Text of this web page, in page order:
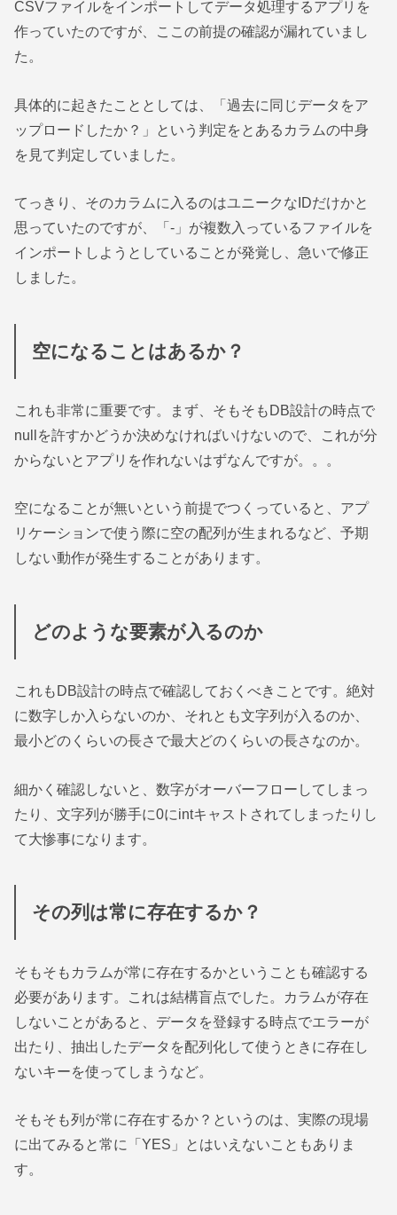
CSVファイルをインポートしてデータ処理するアプリを
作っていたのですが、ここの前提の確認が漏れていまし
た。
具体的に起きたこととしては、「過去に同じデータをア
ップロードしたか？」という判定をとあるカラムの中身
を見て判定していました。
てっきり、そのカラムに入るのはユニークなIDだけかと
思っていたのですが、「-」が複数入っているファイルを
インポートしようとしていることが発覚し、急いで修正
しました。
空になることはあるか？
これも非常に重要です。まず、そもそもDB設計の時点で
nullを許すかどうか決めなければいけないので、これが分
からないとアプリを作れないはずなんですが。。。
空になることが無いという前提でつくっていると、アプ
リケーションで使う際に空の配列が生まれるなど、予期
しない動作が発生することがあります。
どのような要素が入るのか
これもDB設計の時点で確認しておくべきことです。絶対
に数字しか入らないのか、それとも文字列が入るのか、
最小どのくらいの長さで最大どのくらいの長さなのか。
細かく確認しないと、数字がオーバーフローしてしまっ
たり、文字列が勝手に0にintキャストされてしまったりし
て大惨事になります。
その列は常に存在するか？
そもそもカラムが常に存在するかということも確認する
必要があります。これは結構盲点でした。カラムが存在
しないことがあると、データを登録する時点でエラーが
出たり、抽出したデータを配列化して使うときに存在し
ないキーを使ってしまうなど。
そもそも列が常に存在するか？というのは、実際の現場
に出てみると常に「YES」とはいえないこともありま
す。